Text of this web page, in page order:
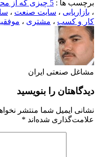
برچسب ها : 5 چیزی که از محصول شما برای مشتری مهم تر است
، بازاریابی ، سایت صنعت ،
کار و کسب ، مشتری ،
مشاغل صنعتی ایران
دیدگاهتان را بنویسید
نشانی ایمیل شما منتشر
علامت‌گذاری شده‌اند *